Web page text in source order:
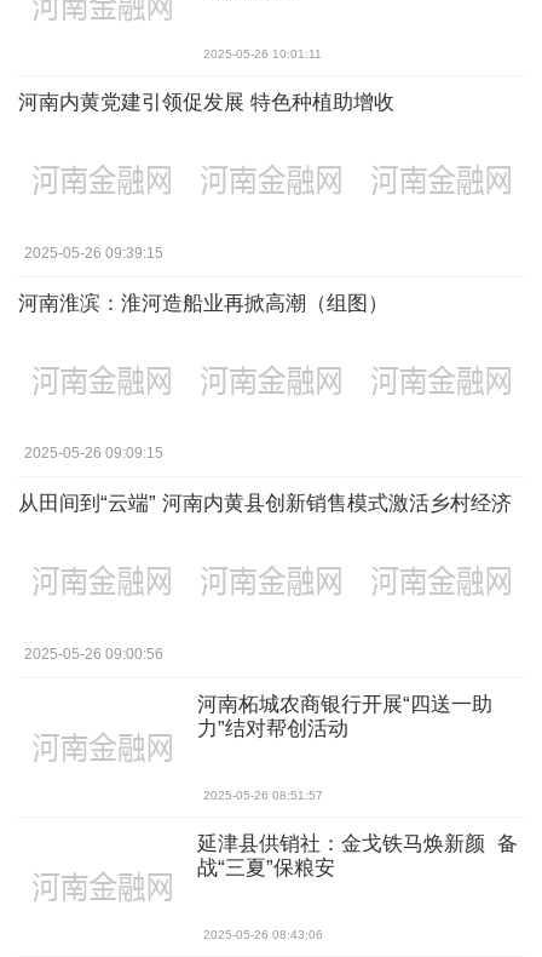
2025-05-26 10:01:11
河南内黄党建引领促发展 特色种植助增收
2025-05-26 09:39:15
河南淮滨：淮河造船业再掀高潮（组图）
2025-05-26 09:09:15
从田间到“云端” 河南内黄县创新销售模式激活乡村经济
2025-05-26 09:00:56
河南柘城农商银行开展“四送一助
力”结对帮创活动
2025-05-26 08:51:57
延津县供销社：金戈铁马焕新颜 备
战“三夏”保粮安
2025-05-26 08:43:06